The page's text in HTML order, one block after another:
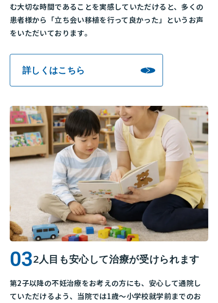
む大切な時間であることを実感していただけると、多くの
患者様から「立ち会い移植を行って良かった」というお声
をいただいております。
詳しくはこちら
2人目も安心して治療が受けられます
第2子以降の不妊治療をお考えの方にも、安心して通院し
ていただけるよう、当院では1歳～小学校就学前までのお